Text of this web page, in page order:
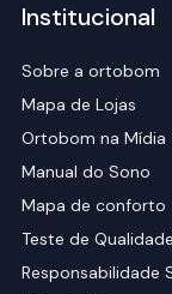
Institucional
Sobre a ortobom
Mapa de Lojas
Ortobom na Mídia
Manual do Sono
Mapa de conforto
Teste de Qualidade
Responsabilidade